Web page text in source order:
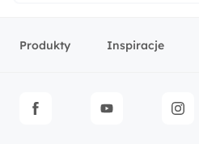
Produkty Inspiracje